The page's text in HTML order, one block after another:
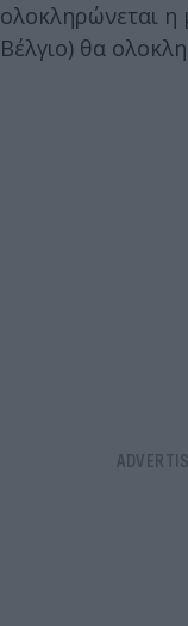
ολοκληρώνεται η
Βέλγιο) θα